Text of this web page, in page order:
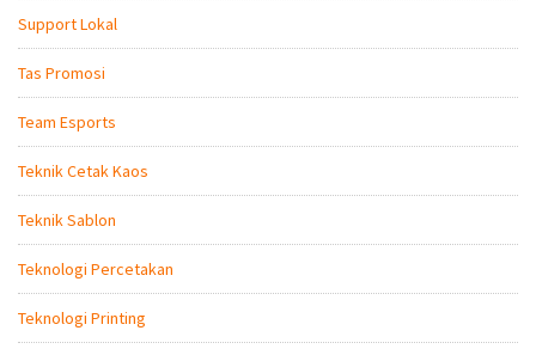
Support Lokal
Tas Promosi
Team Esports
Teknik Cetak Kaos
Teknik Sablon
Teknologi Percetakan
Teknologi Printing